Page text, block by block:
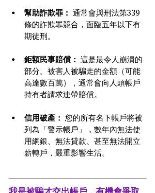
幫助詐欺罪： 通常會與刑法第339
條的詐欺罪競合，面臨五年以下有
期徒刑。
鉅額民事賠償： 這是最令人崩潰的
部分。被害人被騙走的金額（可能
高達數百萬），通常會向人頭帳戶
持有者請求連帶賠償。
信用破產： 您的所有名下帳戶將被
列為「警示帳戶」，數年內無法使
用網銀、無法貸款、甚至無法開立
薪轉戶，嚴重影響生活。